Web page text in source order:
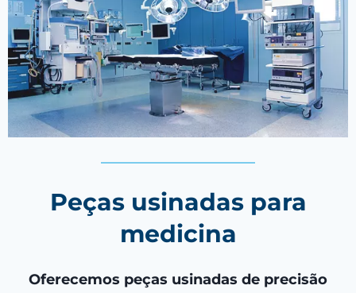
Peças usinadas para
medicina
Oferecemos peças usinadas de precisão